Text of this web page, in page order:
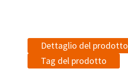
Dettaglio del prodotto
Tag del prodotto